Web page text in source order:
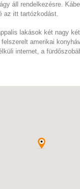
áll rendelkezésre.
az itt tartózkodást.
lakások két nagy
amerikai
internet, a